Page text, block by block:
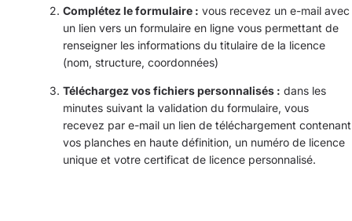
Complétez le formulaire : vous recevez un e-mail avec
un lien vers un formulaire en ligne vous permettant de
renseigner les informations du titulaire de la licence
(nom, structure, coordonnées)
Téléchargez vos fichiers personnalisés : dans les
minutes suivant la validation du formulaire, vous
recevez par e-mail un lien de téléchargement contenant
vos planches en haute définition, un numéro de licence
unique et votre certificat de licence personnalisé.